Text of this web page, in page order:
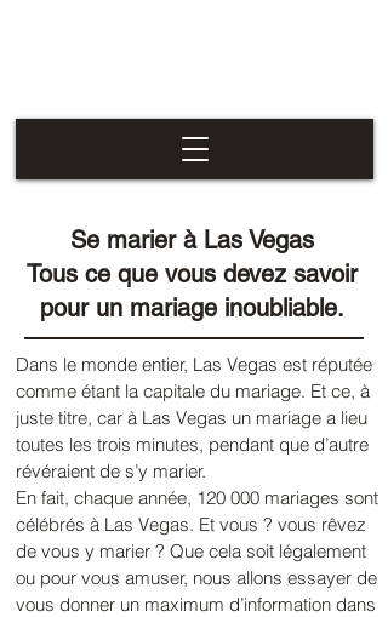
Se marier à Las Vegas
Tous ce que vous devez savoir
pour un mariage inoubliable.
Dans le monde entier, Las Vegas est réputée
comme étant la capitale du mariage. Et ce, à
juste titre, car à Las Vegas un mariage a lieu
toutes les trois minutes, pendant que d’autre
révéraient de s’y marier.
En fait, chaque année, 120 000 mariages sont
célébrés à Las Vegas. Et vous ? vous rêvez
de vous y marier ? Que cela soit légalement
ou pour vous amuser, nous allons essayer de
vous donner un maximum d’information dans